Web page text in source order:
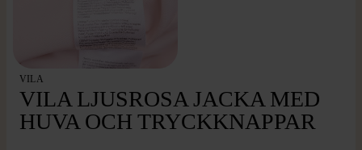
VILA
VILA LJUSROSA JACKA MED
HUVA OCH TRYCKKNAPPAR